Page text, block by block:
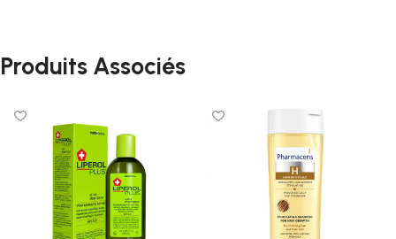
Produits Associés